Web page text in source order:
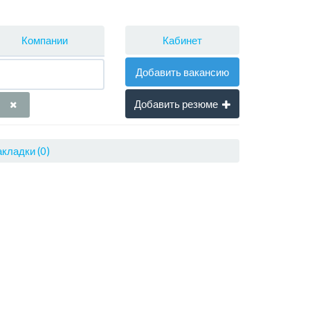
Компании Кабинет
Добавить вакансию
Добавить резюме
(0)